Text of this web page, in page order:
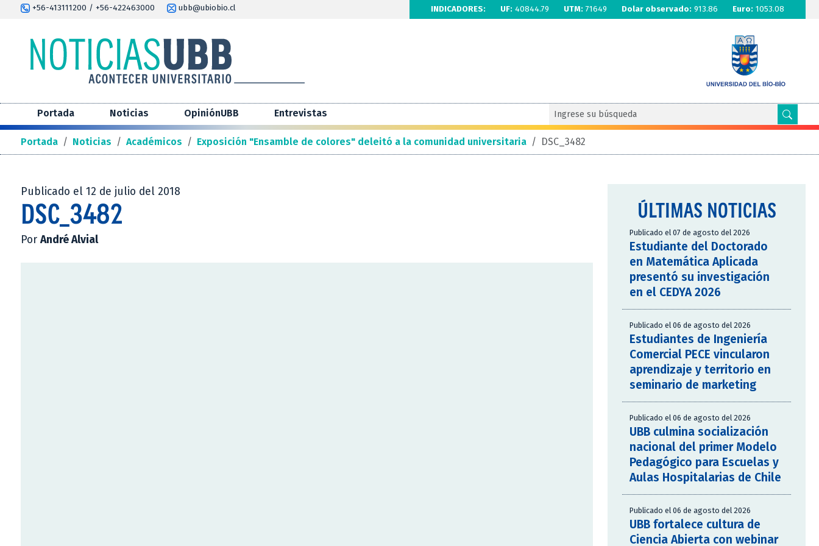
+56-413111200 / +56-422463000 ubb@ubiobio.cl INDICADORES: UF: 40844.79 UTM: 71649 Dolar observado: 913.86 Euro: 1053.08
Portada Noticias OpiniónUBB Entrevistas
Portada / Noticias / Académicos / Exposición "Ensamble de colores" deleitó a la comunidad universitaria / DSC_3482
Publicado el 12 de julio del 2018
DSC_3482
Por André Alvial
ÚLTIMAS NOTICIAS
Publicado el 07 de agosto del 2026
Estudiante del Doctorado
en Matemática Aplicada
presentó su investigación
en el CEDYA 2026
Publicado el 06 de agosto del 2026
Estudiantes de Ingeniería
Comercial PECE vincularon
aprendizaje y territorio en
seminario de marketing
Publicado el 06 de agosto del 2026
UBB culmina socialización
nacional del primer Modelo
Pedagógico para Escuelas y
Aulas Hospitalarias de Chile
Publicado el 06 de agosto del 2026
UBB fortalece cultura de
Ciencia Abierta con webinar